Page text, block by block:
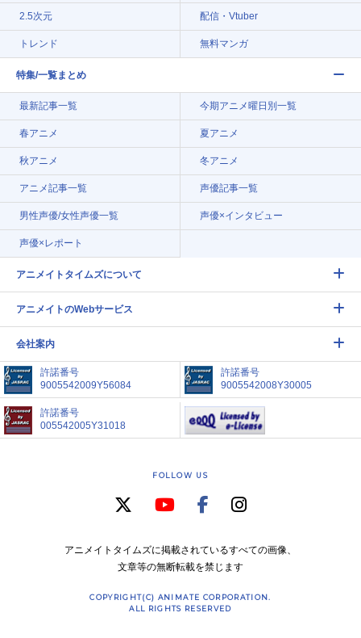
2.5次元 配信・Vtuber
トレンド 無料マンガ
特集/一覧まとめ
最新記事一覧 今期アニメ曜日別一覧
春アニメ 夏アニメ
秋アニメ 冬アニメ
アニメ記事一覧 声優記事一覧
男性声優/女性声優一覧 声優×インタビュー
声優×レポート
アニメイトタイムズについて
アニメイトのWebサービス
会社案内
許諾番号
9005542009Y56084
許諾番号
9005542008Y30005
許諾番号
005542005Y31018
FOLLOW US
アニメイトタイムズに掲載されているすべての画像、
文章等の無断転載を禁じます
COPYRIGHT(C) ANIMATE CORPORATION.
ALL RIGHTS RESERVED